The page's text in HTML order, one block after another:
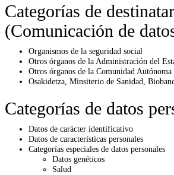
Categorías de
(Comunicación de
Organismos de la seguridad social
Otros órganos de la Administración del
Otros órganos de la Comunidad Autónoma
Osakidetza, Minsiterio de Sanidad,
Categorías de datos
Datos de carácter identificativo
Datos de características personales
Categorías especiales de datos personales
Datos genéticos
Salud